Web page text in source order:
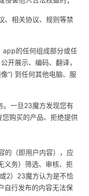
、相关协议、规则等禁
app的任何组成部分或任
开展示、编码、翻译，
”) 到任何其他电脑、服
。一旦23魔方发现您有
购买的产品、拒绝提供
的（即用户内容），应
义务）筛选、审核、拒
2）23魔方认为是不恰
自行发布的内容无法保